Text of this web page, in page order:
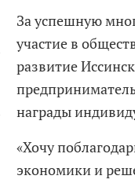
За успешную
участие в
развитие
награды
«Хочу
экономики и